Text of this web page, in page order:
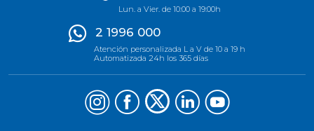
Lun. a Vier. de 10:00 a 19:00h
2 1996 000
Atención personalizada L a V de 10 a 19 h
Automatizada 24h los 365 días